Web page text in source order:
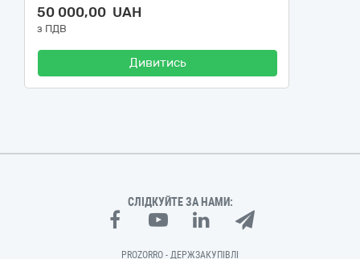
50 000,00 UAH
з ПДВ
Дивитись
СЛІДКУЙТЕ ЗА НАМИ:
PROZORRO - ДЕРЖЗАКУПІВЛІ